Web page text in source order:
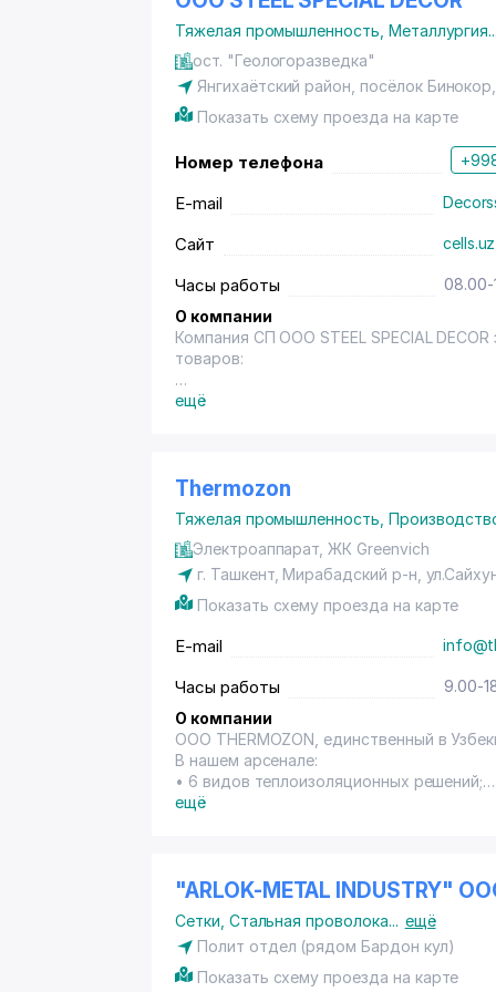
Китай, соответствующие мировому
Нашими партнерами являются гиганты
государственные унитарные
Ежегодно строится свыше 10,000
сетки нашего производства!
UNIVERSAL FRP SYSTEMS – С нами
Тяжелая промышленность Металлургия...
ост. "Геологоразведка"
Янгихаётский район , посёлок Бинокор,
Показать схему проезда на карте
Номер телефона
E-mail
Сайт cells.uz
Часы работы
08.00-
О компании
Компания СП ООО STEEL SPECIAL
товаров:
3D ограждение из оцинкованной
оцинкованная стальная
Дорожная сетка из ВР-1 проволоки
200х200мм.
Сэндвич панель из базальтового
Количество сотрудников:200 чел.
Основные клиенты: ООО"GOLD DRIED
"BINKET GROUP», OAO "ABU BUXORO
ещё
Thermozon
Тяжелая промышленность
Электроаппарат, ЖК Greenvich
г. Ташкент, Мирабадский р-н,
Показать схему проезда на карте
E-mail
Часы работы
9.00-
О компании
ООО THERMOZON, единственный в
В нашем арсенале:
• 6 видов теплоизоляционных решений;
• 4 вида облицовочных систем;
ещё
"ARLOK-METAL INDUSTRY"
Сетки Стальная проволока... ещё
Полит отдел (рядом Бардон кул)
Показать схему проезда на карте